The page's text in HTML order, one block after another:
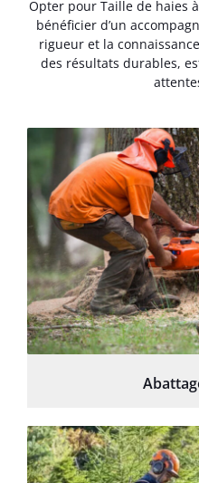
Opter pour Taille de haies
bénéficier d’un
rigueur et la
des résultats durables,